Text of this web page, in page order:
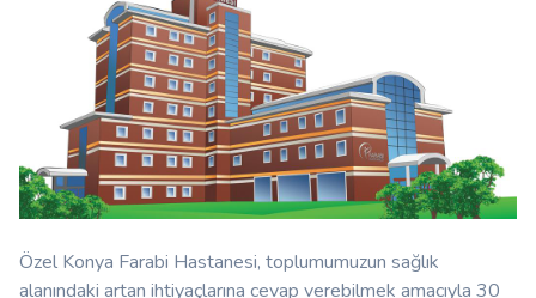
Özel Konya Farabi Hastanesi, toplumumuzun sağlık
alanındaki artan ihtiyaçlarına cevap verebilmek amacıyla 30